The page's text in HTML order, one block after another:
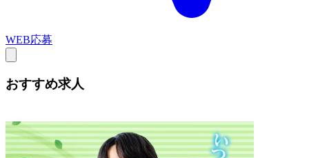
WEB応募
おすすめ求人